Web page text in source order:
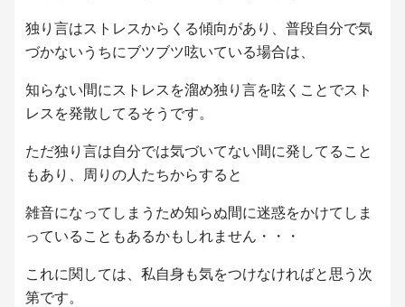
独り言はストレスからくる傾向があり、普段自分で気
づかないうちにブツブツ呟いている場合は、
知らない間にストレスを溜め独り言を呟くことでスト
レスを発散してるそうです。
ただ独り言は自分では気づいてない間に発してること
もあり、周りの人たちからすると
雑音になってしまうため知らぬ間に迷惑をかけてしま
っていることもあるかもしれません・・・
これに関しては、私自身も気をつけなければと思う次
第です。